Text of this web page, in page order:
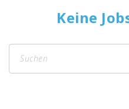
Keine